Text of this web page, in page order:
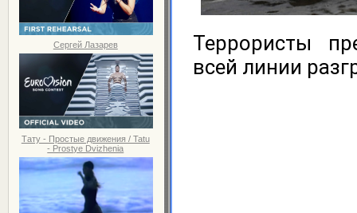
Сергей Лазарев
Тату - Простые движения / Tatu
- Prostye Dvizhenia
Террористы
всей линии